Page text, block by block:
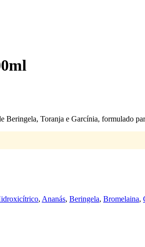
Toranja e Garcínia, formulado
, Ananás, Beringela, Bromelaina,